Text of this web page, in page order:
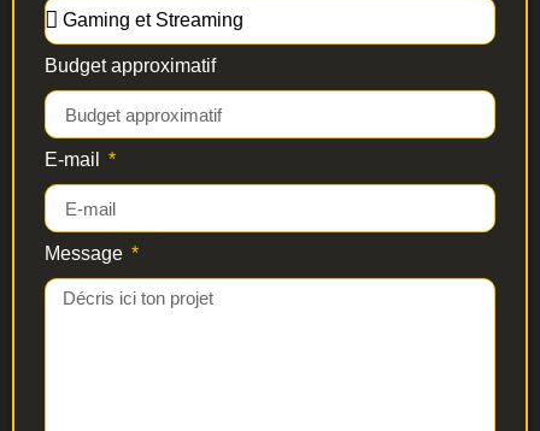
Budget approximatif
E-mail
Message